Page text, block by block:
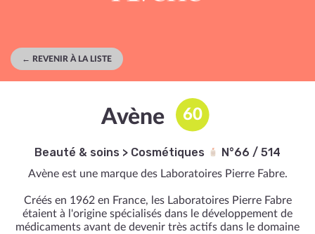
← REVENIR À LA LISTE
Avène 60
Beauté & soins > Cosmétiques N°66 / 514
Avène est une marque des Laboratoires Pierre Fabre.
Créés en 1962 en France, les Laboratoires Pierre Fabre
étaient à l'origine spécialisés dans le développement de
médicaments avant de devenir très actifs dans le domaine